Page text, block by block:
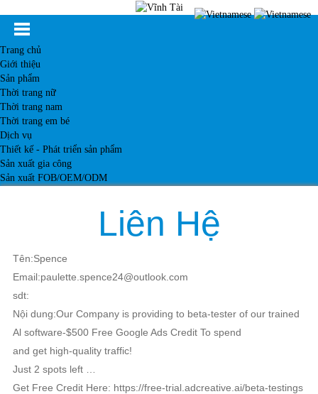
Trang chủ
Giới thiệu
Sản phẩm
Thời trang nữ
Thời trang nam
Thời trang em bé
Dịch vụ
Thiết kế - Phát triển sản phẩm
Sản xuất gia công
Sản xuất FOB/OEM/ODM
Liên Hệ
Tên:Spence
Email:paulette.spence24@outlook.com
sdt:
Nội dung:Our Company is providing to beta-tester of our trained
Al software-$500 Free Google Ads Credit To spend
and get high-quality traffic!
Just 2 spots left …
Get Free Credit Here: https://free-trial.adcreative.ai/beta-testings